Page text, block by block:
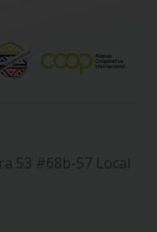
53 #68b-57 Local